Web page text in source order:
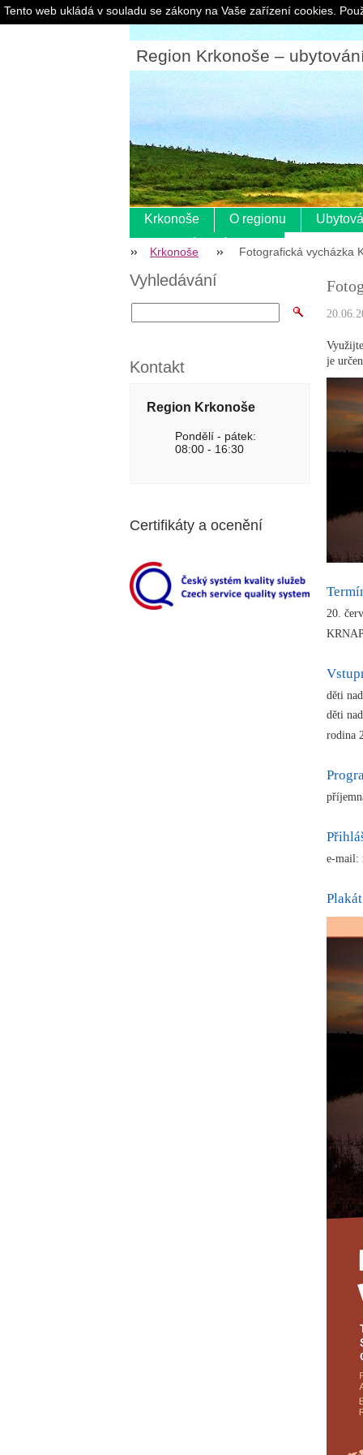
Region Krkonoše –
Krkonoše O regionu
Krkonoše Fotografická vycházka
je
20.
děti
děti
rodina
e-mail:
Plakát
Vyhledávání
Kontakt
Region Krkonoše
Pondělí - pátek:
08:00 - 16:30
Certifikáty a ocenění
Tento web ukládá v souladu se zákony na Vaše zařízení cookies.